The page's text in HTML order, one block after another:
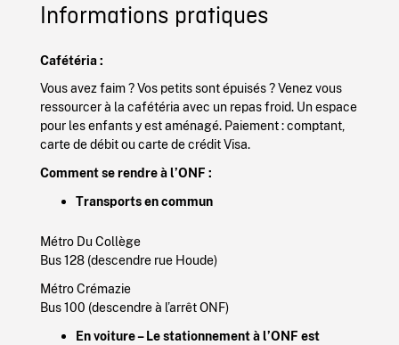
Informations pratiques
Cafétéria :
Vous avez faim ? Vos petits sont épuisés ? Venez vous
ressourcer à la cafétéria avec un repas froid. Un espace
pour les enfants y est aménagé. Paiement : comptant,
carte de débit ou carte de crédit Visa.
Comment se rendre à l’ONF :
Transports en commun
Métro Du Collège
Bus 128 (descendre rue Houde)
Métro Crémazie
Bus 100 (descendre à l’arrêt ONF)
En voiture –Le stationnement à l’ONF est